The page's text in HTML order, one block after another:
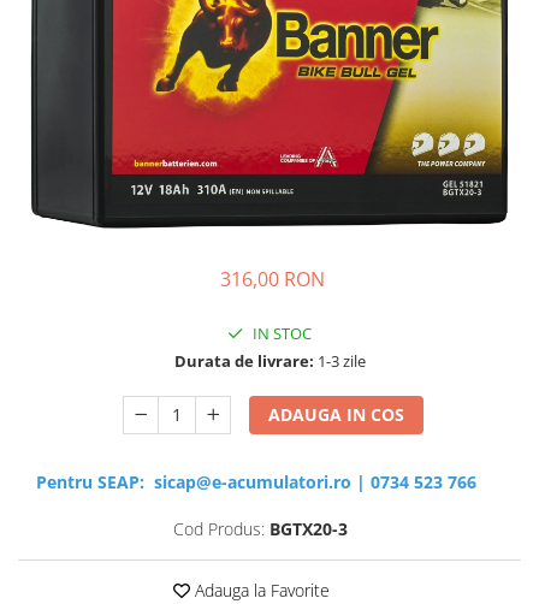
Sisteme de management (BMS)
Redresoare, incarcatoare si testere
Redresoare auto, moto, barci si
316,00 RON
IN STOC
Durata de livrare: 1-3 zile
ADAUGA IN COS
Pentru SEAP: sicap@e-acumulatori.ro | 0734 523 766
Cod Produs: BGTX20-3
Adauga la Favorite